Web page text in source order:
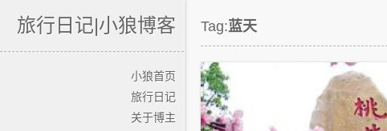
旅行日记|小狼博客
小狼首页
旅行日记
关于博主
Tag:蓝天